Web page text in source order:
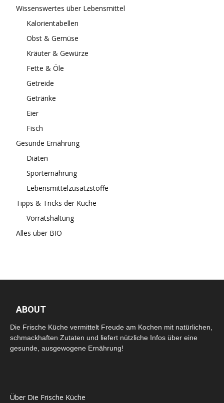
Wissenswertes über Lebensmittel
Kalorientabellen
Obst & Gemüse
Kräuter & Gewürze
Fette & Öle
Getreide
Getränke
Eier
Fisch
Gesunde Ernährung
Diäten
Sporternährung
Lebensmittelzusatzstoffe
Tipps & Tricks der Küche
Vorratshaltung
Alles über BIO
ABOUT
Die Frische Küche vermittelt Freude am Kochen mit natürlichen,
schmackhaften Zutaten und liefert nützliche Infos über eine
gesunde, ausgewogene Ernährung!
Über Die Frische Küche